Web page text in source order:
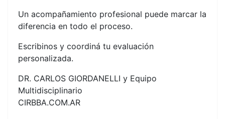
Un acompañamiento profesional puede marcar la
diferencia en todo el proceso.
Escribinos y coordiná tu evaluación
personalizada.
DR. CARLOS GIORDANELLI y Equipo
Multidisciplinario
CIRBBA.COM.AR